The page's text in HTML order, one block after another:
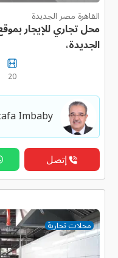
القاهرة مصر الجديدة
محل تجاري للإيجار
الجديدة،
20
Imbaby
إتصل
محلات تجارية